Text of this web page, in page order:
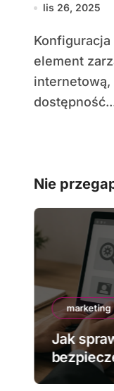
lis 26, 2025
Konfiguracja rekordów DNS to kluczowy
element
internetową,
Nie
marketing
Jak
strony